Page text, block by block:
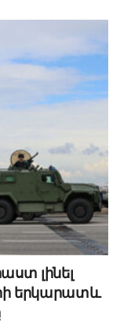
լինել
երկարատև